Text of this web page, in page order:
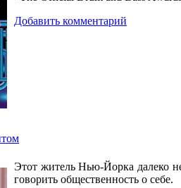
Добавить комментарий
Этот житель Нью-Йорка далеко
говорить общественность о себе.